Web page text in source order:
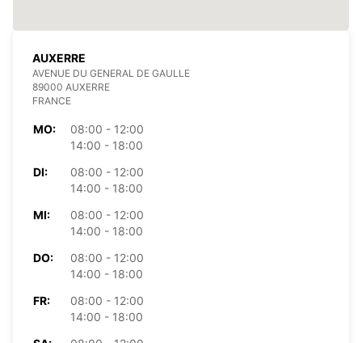
AUXERRE
AVENUE DU GENERAL DE GAULLE
89000 AUXERRE
FRANCE
MO:
08:00 - 12:00
14:00 - 18:00
DI:
08:00 - 12:00
14:00 - 18:00
MI:
08:00 - 12:00
14:00 - 18:00
DO:
08:00 - 12:00
14:00 - 18:00
FR:
08:00 - 12:00
14:00 - 18:00